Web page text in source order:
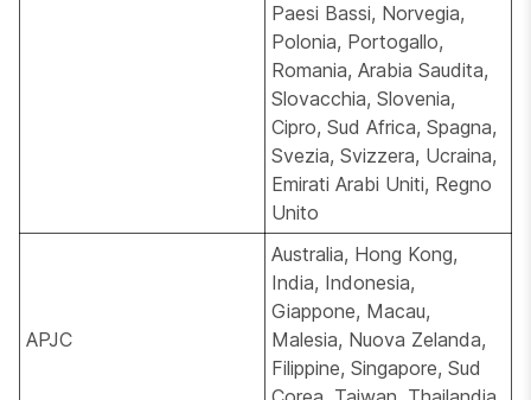
Paesi Bassi, Norvegia,
Polonia, Portogallo,
Romania, Arabia Saudita,
Slovacchia, Slovenia,
Cipro, Sud Africa, Spagna,
Svezia, Svizzera, Ucraina,
Emirati Arabi Uniti, Regno
Unito
APJC
Australia, Hong Kong,
India, Indonesia,
Giappone, Macau,
Malesia, Nuova Zelanda,
Filippine, Singapore, Sud